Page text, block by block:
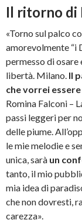
Il ritorno di
«Torno sul palco
amorevolmente “i
permesso di
libertà. Milano. Il
che vorrei
Romina Falconi –
passi leggeri per
delle piume.
le mie melodie e
unica, sarà un
tanto, il mio
mia idea di
che non dovresti,
carezza».